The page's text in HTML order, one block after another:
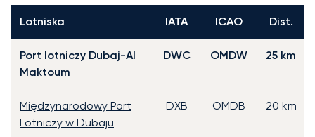
Lotniska IATA ICAO Dist.
Port lotniczy Dubaj-Al
Maktoum
DWC OMDW 25 km
Międzynarodowy Port
Lotniczy w Dubaju
DXB OMDB 20 km